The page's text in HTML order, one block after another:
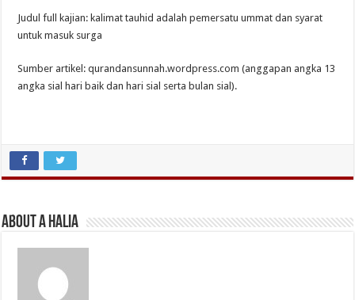
Judul full kajian: kalimat tauhid adalah pemersatu ummat dan syarat
untuk masuk surga
Sumber artikel: qurandansunnah.wordpress.com (anggapan angka 13
angka sial hari baik dan hari sial serta bulan sial).
About A Halia